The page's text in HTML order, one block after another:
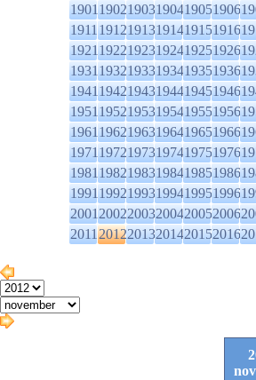
190119021903190419051906
191119121913191419151916
192119221923192419251926
193119321933193419351936
194119421943194419451946
195119521953195419551956
196119621963196419651966
197119721973197419751976
198119821983198419851986
199119921993199419951996
200120022003200420052006
201120122013201420152016